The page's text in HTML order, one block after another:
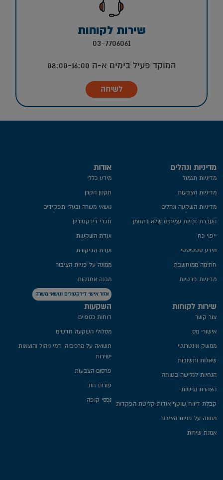
שירות לקוחות
03-7706061
המוקד פעיל בימים א-ה 08:00-16:00
לשיחה
אודות
מידע כללי
תקנון הקרן
נושאי משרה ובעלי תפקידים
חברי דירקטוריון
ועדת השקעות
ועדת הביקורת
ממונה על פניות הציבור
מבנה אחזקות
אזור אישי דירקטורים ונושאי משרה
מדיניות ונהלים
מדיניות תגמול
מדיניות הצבעות
מדיניות השקעה ונהלים
העברת זכויות עמיתים שלא במזומן
ייפוי כח
מידע סטטיסטי
חתימה ממוחשבת
מדיניות פרטיות​
השקעות
דוחות כספיים
מסלולי השקעה חדשים
תשואה על מרכיביה, דמי ניהול והוצאות
ישירות
פרסום הצבעות
פורום חוב
נכסי קופה
שירות לקוחות
צור קשר
אישורי מס
ממשק אינטרנטי
שאלות ותשובות
הנחיות לגלישה בטוחה
הצהרת נגישות
קבלת דיווח שוטף אודות קליטת הפקדות
ממונה על פניות הציבור
אמנת שירות